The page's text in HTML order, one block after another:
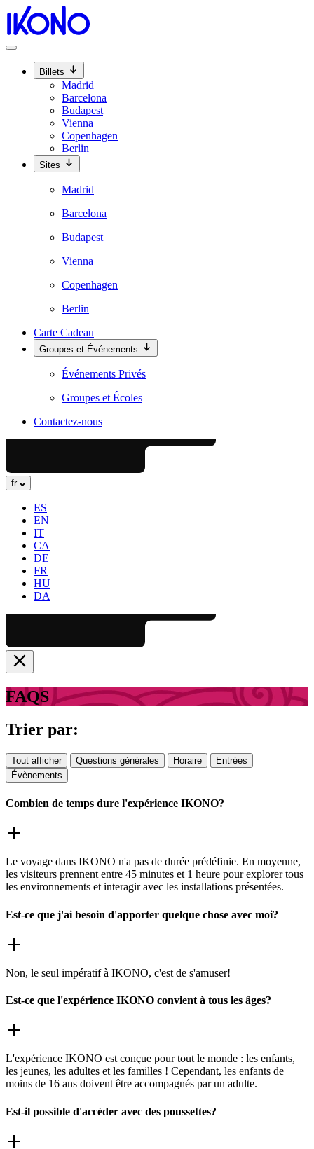
Billets
Madrid
Barcelona
Budapest
Vienna
Copenhagen
Berlin
Sites
Madrid
Barcelona
Budapest
Vienna
Copenhagen
Berlin
Carte Cadeau
Groupes et Événements
Événements Privés
Groupes et Écoles
Contactez-nous
fr
ES
EN
IT
CA
DE
FR
HU
DA
FAQS
Trier par:
Tout afficher Questions générales Horaire
Entrées
Évènements
Combien de temps dure l'expérience IKONO?
Le voyage dans IKONO n'a pas de durée prédéfinie. En moyenne,
les visiteurs prennent entre 45 minutes et 1 heure pour explorer tous
les environnements et interagir avec les installations présentées.
Est-ce que j'ai besoin d'apporter quelque chose avec moi?
Non, le seul impératif à IKONO, c'est de s'amuser!
Est-ce que l'expérience IKONO convient à tous les âges?
L'expérience IKONO est conçue pour tout le monde : les enfants,
les jeunes, les adultes et les familles ! Cependant, les enfants de
moins de 16 ans doivent être accompagnés par un adulte.
Est-il possible d'accéder avec des poussettes?